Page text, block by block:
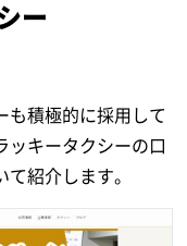
ー
も積極的に採用して
ッキータクシーの口
紹介します。